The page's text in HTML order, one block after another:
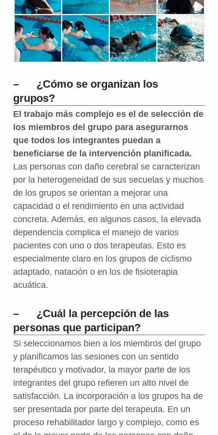
– ¿Cómo se organizan los
grupos?
El trabajo más complejo es el de selección de
los miembros del grupo para asegurarnos
que todos los integrantes puedan a
beneficiarse de la intervención planificada.
Las personas con daño cerebral se caracterizan
por la heterogeneidad de sus secuelas y muchos
de los grupos se orientan a mejorar una
capacidad o el rendimiento en una actividad
concreta. Además, en algunos casos, la elevada
dependencia complica el manejo de varios
pacientes con uno o dos terapeutas. Esto es
especialmente claro en los grupos de ciclismo
adaptado, natación o en los de fisioterapia
acuática.
– ¿Cuál la percepción de las
personas que participan?
Si seleccionamos bien a los miembros del grupo
y planificamos las sesiones con un sentido
terapéutico y motivador, la mayor parte de los
integrantes del grupo refieren un alto nivel de
satisfacción. La incorporación a los grupos ha de
ser presentada por parte del terapeuta. En un
proceso rehabilitador largo y complejo, como es